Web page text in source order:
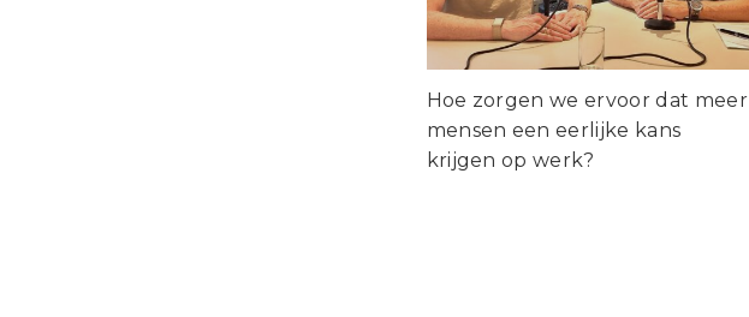
Hoe zorgen we ervoor dat meer
mensen een eerlijke kans
krijgen op werk?